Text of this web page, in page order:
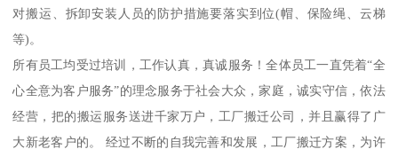
对搬运、拆卸安装人员的防护措施要落实到位(帽、保险绳、云梯
等)。
所有员工均受过培训，工作认真，真诚服务！全体员工一直凭着“全
心全意为客户服务”的理念服务于社会大众，家庭，诚实守信，依法
经营，把的搬运服务送进千家万户，工厂搬迁公司，并且赢得了广
大新老客户的。 经过不断的自我完善和发展，工厂搬迁方案，为许